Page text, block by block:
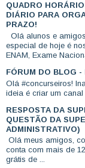
QUADRO
DIÁRIO PARA
PRAZO!
Olá alunos e
especial de hoje é
ENAM, Exame
FÓRUM DO BLOG -
Olá #concurseiros!
ideia é criar um canal
RESPOSTA DA
QUESTÃO DA
ADMINISTRATIVO)
Olá meus amigos,
conta com mais de
grátis de ...